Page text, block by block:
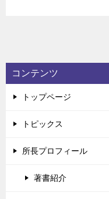
コンテンツ
トップページ
トピックス
所長プロフィール
著書紹介